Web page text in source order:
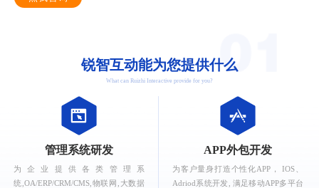
锐智互动能为您提供什么
What can Ruizhi Interactive provide for you?
管理系统研发
为企业提供各类管理系
统,OA/ERP/CRM/CMS,物联网,大数据
APP外包开发
为客户量身打造个性化APP， IOS、
Adriod系统开发, 满足移动APP多平台